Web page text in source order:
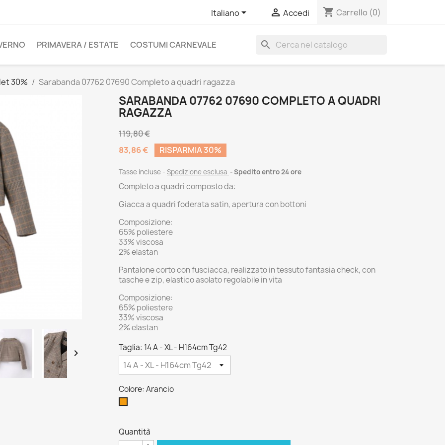
Italiano  Accedi shopping_cart Carrello (0)
PRIMAVERA / ESTATE COSTUMI CARNEVALE search
30% Sarabanda 07762 07690 Completo a quadri ragazza

SARABANDA 07762 07690 COMPLETO A QUADRI
RAGAZZA
119,80 €
83,86 €
RISPARMIA 30%
Tasse incluse Spedizione esclusa Spedito entro 24 ore
Completo a quadri composto da:
Giacca a quadri foderata satin, apertura con bottoni
Composizione:
65% poliestere
33% viscosa
2% elastan
Pantalone corto con fusciacca, realizzato in tessuto fantasia check, con
tasche e zip, elastico asolato regolabile in vita
Composizione:
65% poliestere
33% viscosa
2% elastan
Taglia: 14 A - XL - H164cm Tg42
Colore: Arancio
Quantità